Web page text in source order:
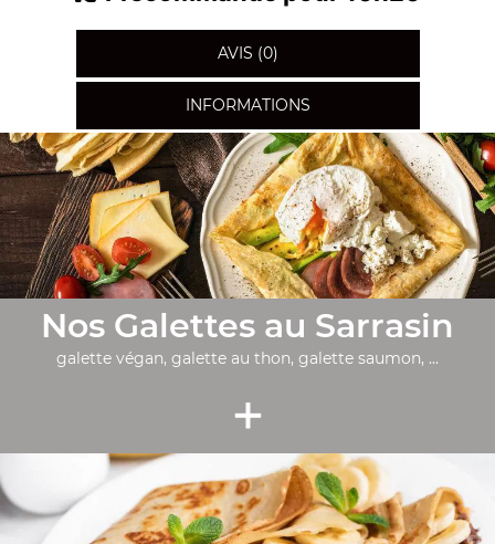
AVIS (0)
INFORMATIONS
Nos Galettes au Sarrasin
galette végan, galette au thon, galette saumon, ...
+